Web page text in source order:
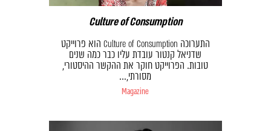
Culture of Consumption
התערוכה Culture of Consumption הוא פרוייקט
שדניאל קנטור עובדת עליו כבר כמה שנים
טובות. הפרוייקט חוקר את ההקשר ההיסטורי,
מסורתי,…
Magazine